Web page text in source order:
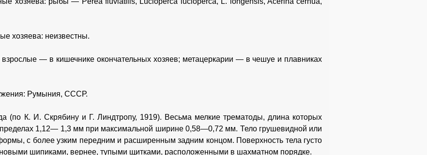
хозяева: неизвестны.
взрослые — в кишечнике окончательных хозяев; метацеркарии — в чешуе и плавниках
Румыния, СССР.
(по К. И. Скрябину и Г. Линдтропу, 1919). Весьма мелкие трематоды, длина которых
пределах 1,12— 1,3 мм при максимальной ширине 0,58—0,72 мм. Тело грушевидной или
с более узким передним и расширенным задним концом. Поверхность тела густо
шипиками, вернее, тупыми щитками, расположенными в шахматном порядке.